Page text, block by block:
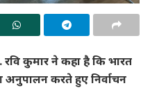
रवि कुमार ने कहा है कि भारत
अनुपालन करते हुए निर्वाचन